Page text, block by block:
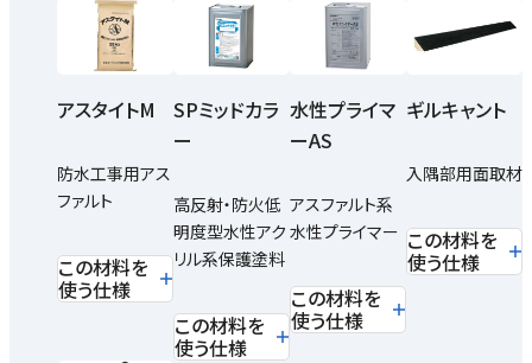
アスタイトM
防水工事用アス
ファルト
この材料を
使う仕様
SPミッドカラ
ー
高反射・防火低
明度型水性アク
リル系保護塗料
この材料を
使う仕様
水性プライマ
ーAS
アスファルト系
水性プライマー
この材料を
使う仕様
ギルキャント
入隅部用面取材
この材料を
使う仕様